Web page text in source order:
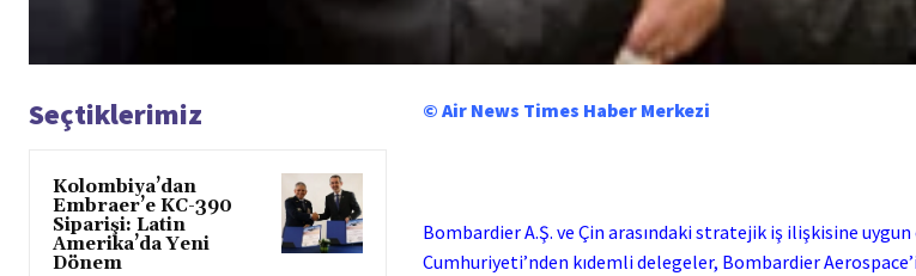
Seçtiklerimiz
Kolombiya’dan
Embraer’e KC-390
Siparişi: Latin
Amerika’da Yeni
Dönem
© Air News Times Haber Merkezi
Bombardier A.Ş. ve Çin arasındaki stratejik iş ilişkisine
Cumhuriyeti’nden kıdemli delegeler, Bombardier